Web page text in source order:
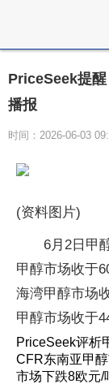
PriceSeek提醒
播报
时间：2026-06-03
(资料图片)
6月2日甲
甲醇市场收于
海湾甲醇市场
甲醇市场收于
PriceSeek评析
CFR东南亚甲
市场下跌8欧元/